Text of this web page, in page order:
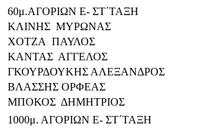
60μ.ΑΓΟΡΙΩΝ Ε- ΣΤ΄ΤΑΞΗ
ΚΛΙΝΗΣ ΜΥΡΩΝΑΣ
ΧΟΤΖΑ ΠΑΥΛΟΣ
ΚΑΝΤΑΣ ΑΓΓΕΛΟΣ
ΓΚΟΥΡΔΟΥΚΗΣ ΑΛΕΞΑΝΔΡΟΣ
ΒΛΑΣΣΗΣ ΟΡΦΕΑΣ
ΜΠΟΚΟΣ ΔΗΜΗΤΡΙΟΣ
1000μ. ΑΓΟΡΙΩΝ Ε- ΣΤ΄ΤΑΞΗ